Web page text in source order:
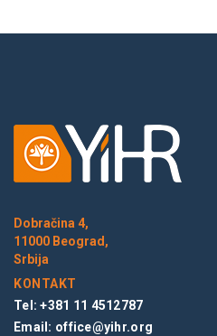
Dobračina 4,
11000 Beograd,
Srbija
KONTAKT
Tel: +381 11 4512787
Email: office@yihr.org